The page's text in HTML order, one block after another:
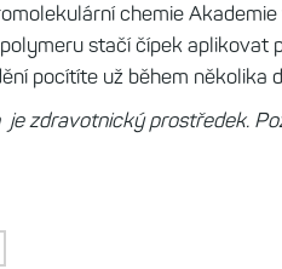
chemie Akademie
stačí čípek aplikovat
pocítíte už během několika
je zdravotnický prostředek.